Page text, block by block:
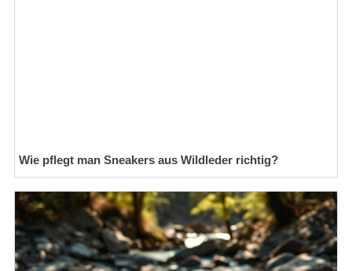
Wie pflegt man Sneakers aus Wildleder richtig?